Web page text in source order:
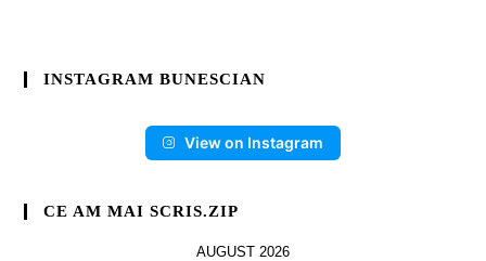
INSTAGRAM BUNESCIAN
View on Instagram
CE AM MAI SCRIS.ZIP
AUGUST 2026